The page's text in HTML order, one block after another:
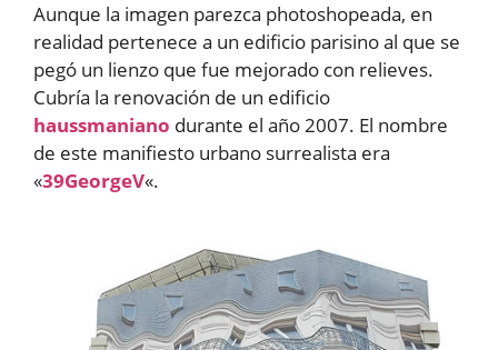
Aunque la imagen parezca photoshopeada, en
realidad pertenece a un edificio parisino al que se
pegó un lienzo que fue mejorado con relieves.
Cubría la renovación de un edificio
haussmaniano durante el año 2007. El nombre
de este manifiesto urbano surrealista era
«39GeorgeV«.